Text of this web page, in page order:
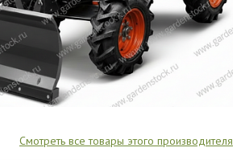
Смотреть все товары этого производителя